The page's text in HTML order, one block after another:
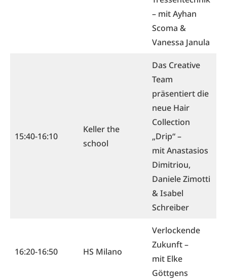
– mit Ayhan
Scoma &
Vanessa Janula
15:40-16:10
Keller the
school
Das Creative
Team
präsentiert die
neue Hair
Collection
„Drip“ –
mit Anastasios
Dimitriou,
Daniele Zimotti
& Isabel
Schreiber
16:20-16:50 HS Milano
Verlockende
Zukunft –
mit Elke
Göttgens